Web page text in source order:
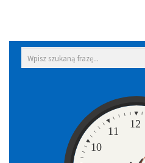
Wyszukiwarka
10
11
12